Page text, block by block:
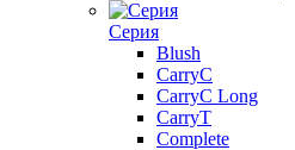
Серия
Blush
CarryC
CarryC Long
CarryT
Complete